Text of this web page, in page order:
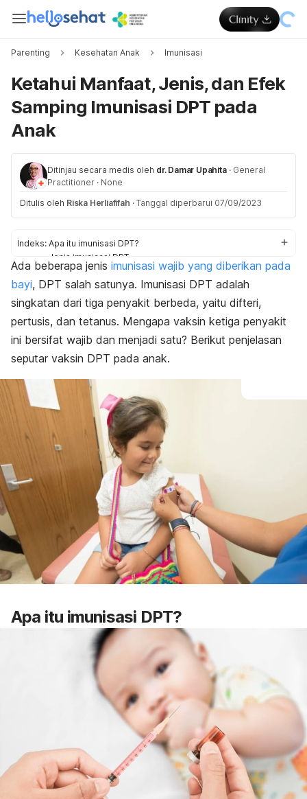
Parenting Kesehatan Anak Imunisasi
Ketahui Manfaat, Jenis, dan Efek
Samping Imunisasi DPT pada
Anak
Ditinjau secara medis oleh dr. Damar Upahita · General
Practitioner · None
Ditulis oleh Riska Herliafifah · Tanggal diperbarui 07/09/2023
Indeks: Apa itu imunisasi DPT?
Jenis imunisasi DPT
Siapa saja yang perlu mendapatkan imunisasi DPT?
Bagaimana jadwal pemberian imunisasi DPT pada anak?
Apakah ada kondisi yang membuat anak tidak perlu atau
menunda imunisasi DPT?
Harga vaksin DPT
Apa efek samping dari pemberian imunisasi DPT?
Ada beberapa jenis imunisasi wajib yang diberikan pada
bayi, DPT salah satunya. Imunisasi DPT adalah
singkatan dari tiga penyakit berbeda, yaitu difteri,
pertusis, dan tetanus. Mengapa vaksin ketiga penyakit
ini bersifat wajib dan menjadi satu? Berikut penjelasan
seputar vaksin DPT pada anak.
Apa itu imunisasi DPT?